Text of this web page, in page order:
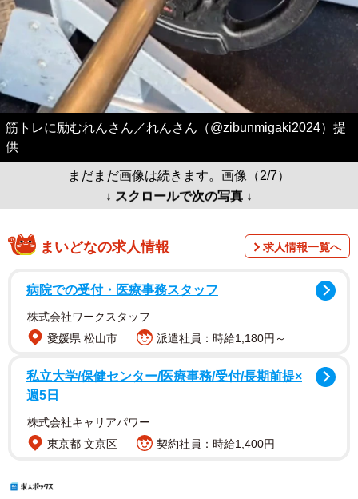
筋トレに励むれんさん／れんさん（@zibunmigaki2024）提
供
まだまだ画像は続きます。画像（2/7）
↓ スクロールで次の写真 ↓
まいどなの求人情報 求人情報一覧へ
病院での受付・医療事務スタッフ
株式会社ワークスタッフ
愛媛県 松山市
派遣社員：時給1,180円～
私立大学/保健センター/医療事務/受付/長期前提×
週5日
株式会社キャリアパワー
東京都 文京区
契約社員：時給1,400円